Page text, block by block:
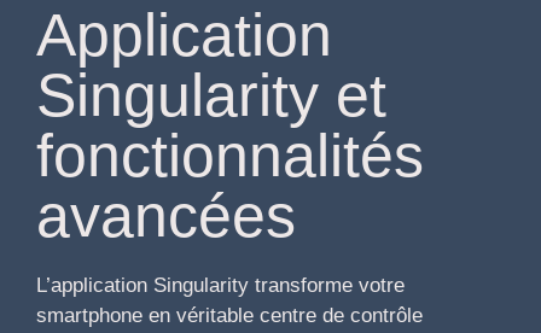
Application
Singularity et
fonctionnalités
avancées
L’application Singularity transforme votre
smartphone en véritable centre de contrôle